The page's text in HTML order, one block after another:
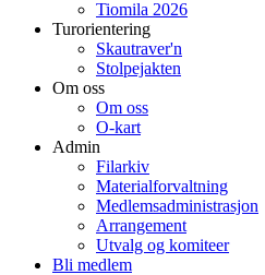
Tiomila 2026
Turorientering
Skautraver'n
Stolpejakten
Om oss
Om oss
O-kart
Admin
Filarkiv
Materialforvaltning
Medlemsadministrasjon
Arrangement
Utvalg og komiteer
Bli medlem